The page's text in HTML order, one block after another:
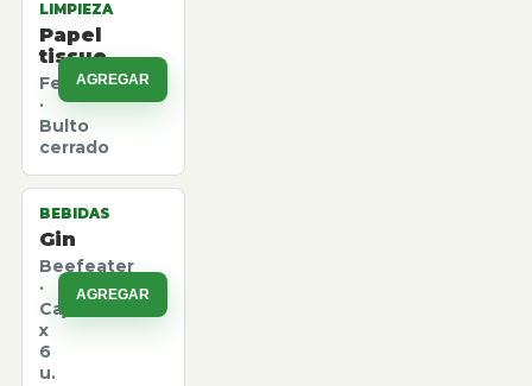
LIMPIEZA
Papel
tissue
Felpita
·
Bulto
cerrado
AGREGAR
BEBIDAS
Gin
Beefeater
·
Caja
x
6
u.
AGREGAR